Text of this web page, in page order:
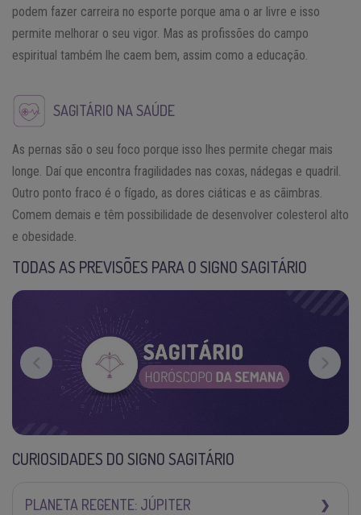
podem fazer carreira no esporte porque ama o ar livre e isso
permite melhorar o seu vigor. Mas as profissões do campo
espiritual também lhe caem bem, assim como a educação.
SAGITÁRIO NA SAÚDE
As pernas são o seu foco porque isso lhes permite chegar mais
longe. Daí que encontra fragilidades nas coxas, nádegas e quadril.
Outro ponto fraco é o fígado, as dores ciáticas e as cãimbras.
Comem demais e têm possibilidade de desenvolver colesterol alto
e obesidade.
TODAS AS PREVISÕES PARA O SIGNO SAGITÁRIO
CURIOSIDADES DO SIGNO SAGITÁRIO
PLANETA REGENTE: JÚPITER